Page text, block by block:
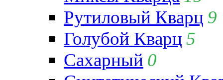
Рутиловый Кварц 9
Голубой Кварц 5
Сахарный 0